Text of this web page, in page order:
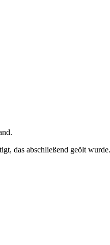
das abschließend geölt wurde.